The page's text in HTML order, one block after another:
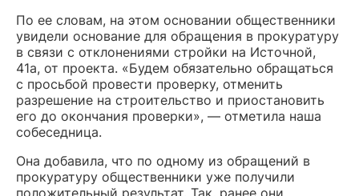
По ее словам, на этом основании общественники
увидели основание для обращения в прокуратуру
в связи с отклонениями стройки на Источной,
41а, от проекта. «Будем обязательно обращаться
с просьбой провести проверку, отменить
разрешение на строительство и приостановить
его до окончания проверки», — отметила наша
собеседница.
Она добавила, что по одному из обращений в
прокуратуру общественники уже получили
положительный результат. Так, ранее они